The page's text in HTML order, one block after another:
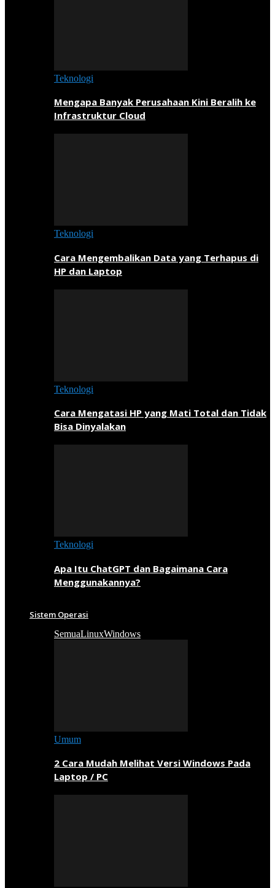
Teknologi
Mengapa Banyak Perusahaan Kini Beralih ke
Infrastruktur Cloud
Teknologi
Cara Mengembalikan Data yang Terhapus di
HP dan Laptop
Teknologi
Cara Mengatasi HP yang Mati Total dan Tidak
Bisa Dinyalakan
Teknologi
Apa Itu ChatGPT dan Bagaimana Cara
Menggunakannya?
Sistem Operasi
SemuaLinuxWindows
Umum
2 Cara Mudah Melihat Versi Windows Pada
Laptop / PC